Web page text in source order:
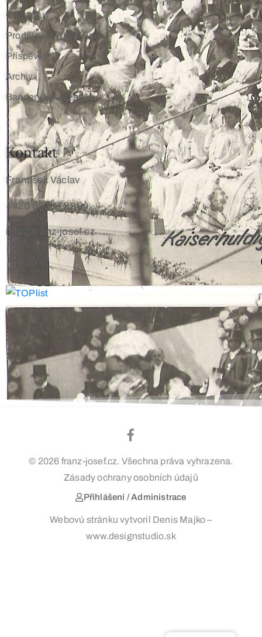
O muzeu
Prodej přebytků muzea
Příspěvky
Archiv
Bannery ke stažení
Kontakt
František Václav
+420 603 172 194
info@franz-josef.cz
© 2026 franz-josef.cz. Všechna práva vyhrazena.
Zásady ochrany osobních údajů
Přihlášení / Administrace
Webovú stránku vytvoril Denis Majko –
www.designstudio.sk